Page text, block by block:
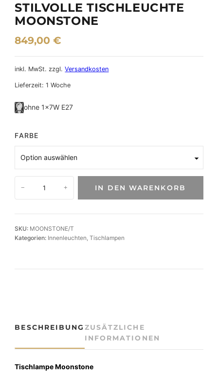
STILVOLLE TISCHLEUCHTE
MOONSTONE
849,00€
inkl. MwSt. zzgl.Versandkosten
Lieferzeit:1 Woche
ohne 1×7W E27
FARBE
l
o
e
l
c
− + IN DEN WARENKORB
SKU: MOONSTONE/T
Kategorien: Innenleuchten , Tischlampen
BESCHREIBUNG ZUSÄTZLICHE
INFORMATIONEN
Tischlampe Moonstone